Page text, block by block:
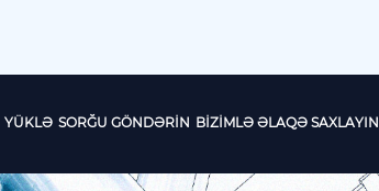
YÜKLƏ SORĞU GÖNDƏRIN BIZIMLƏ ƏLAQƏ SAXLAYIN